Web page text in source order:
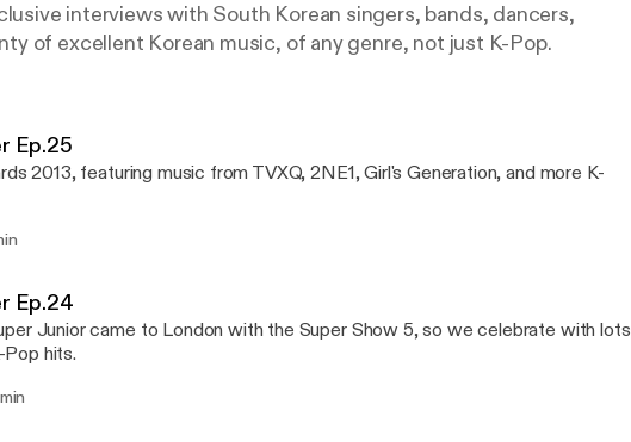
interviews with South Korean singers, bands, dancers,
of excellent Korean music, of any genre, not just K-Pop.
Ep.25
2013, featuring music from TVXQ, 2NE1, Girl's Generation, and more K-
Ep.24
Junior came to London with the Super Show 5, so we celebrate with lots
Pop hits.